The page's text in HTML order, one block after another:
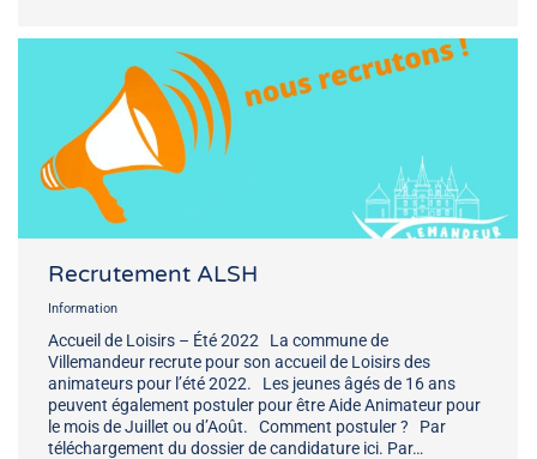
Recrutement ALSH
Information
Accueil de Loisirs – Été 2022 La commune de
Villemandeur recrute pour son accueil de Loisirs des
animateurs pour l’été 2022. Les jeunes âgés de 16 ans
peuvent également postuler pour être Aide Animateur pour
le mois de Juillet ou d’Août. Comment postuler ? Par
téléchargement du dossier de candidature ici. Par…